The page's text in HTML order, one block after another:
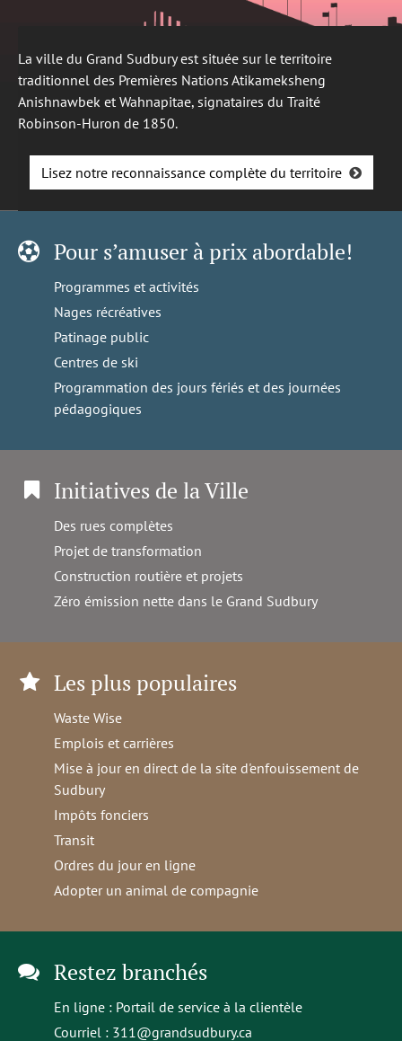
La ville du Grand Sudbury est située sur le territoire
traditionnel des Premières Nations Atikameksheng
Anishnawbek et Wahnapitae, signataires du Traité
Robinson-Huron de 1850.
Lisez notre reconnaissance complète du territoire
Pour s’amuser à prix abordable!
Programmes et activités
Nages récréatives
Patinage public
Centres de ski
Programmation des jours fériés et des journées
pédagogiques
Initiatives de la Ville
Des rues complètes
Projet de transformation
Construction routière et projets
Zéro émission nette dans le Grand Sudbury
Les plus populaires
Waste Wise
Emplois et carrières
Mise à jour en direct de la site d'enfouissement de
Sudbury
Impôts fonciers
Transit
Ordres du jour en ligne
Adopter un animal de compagnie
Restez branchés
En ligne : Portail de service à la clientèle
Courriel : 311@grandsudbury.ca